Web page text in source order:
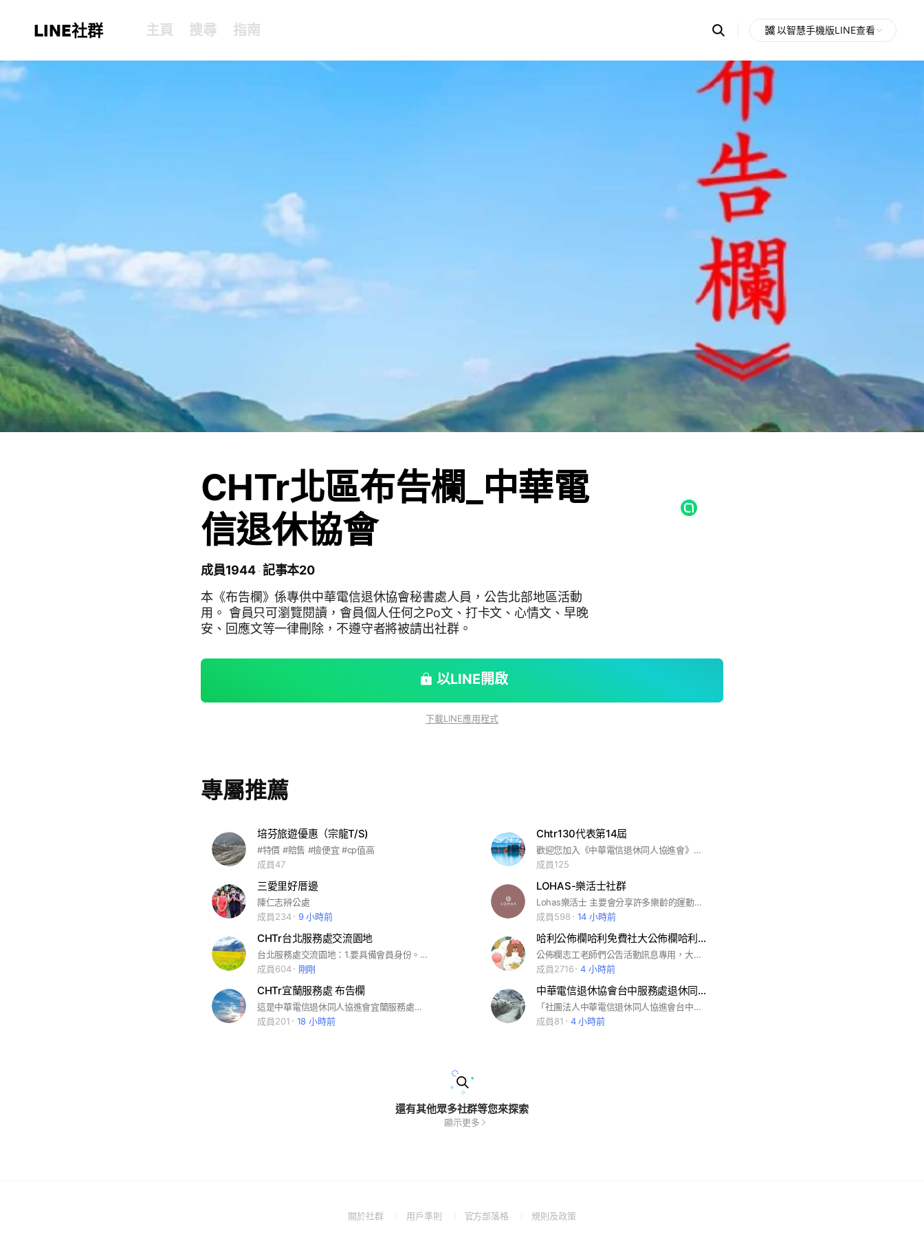
LINE社群 主頁 搜尋 指南 Search
OpenChats
messages
search
area
以智慧手機版LINE查看
CHTr北區布告欄_中華電
信退休協會
成員1944 記事本20
本《布告欄》係專供中華電信退休協會秘書處人員，公告北部地區活動
用。 會員只可瀏覽閱讀，會員個人任何之Po文、打卡文、心情文、早晚
安、回應文等一律刪除，不遵守者將被請出社群。
以LINE開啟
下載LINE應用程式
專屬推薦
培芬旅遊優惠（宗龍T/S)
#特價 #賠售 #撿便宜 #cp值高
成員47
Chtr130代表第14屆
歡迎您加入《中華電信退休同人協進會》第14屆會員代表社群這個大家庭。
成員125
三愛里好厝邊
陳仁志辨公處
成員234
9 小時前
LOHAS-樂活士社群
Lohas樂活士 主要會分享許多樂齡的運動影片給大家，也會透過文章、知識分享的方式，傳達給大家更正確的運動觀念，有興趣的朋友們一定要記得追蹤我們唷！
成員598
14 小時前
CHTr台北服務處交流園地
台北服務處交流園地：1.要具備會員身份。2.要以真實姓名加入。3.不傳涉及政治訊息。4.不可人身攻擊。5.不傳早晚安洗版。
成員604
剛剛
哈利公佈欄哈利免費社大公佈欄哈利免費郊遊臉書FB社團
公佈欄志工老師們公告活動訊息專用，大家也可以加入哈利免費郊遊聊天室要先加入臉書哈利免費郊遊#免費#免報名#公益
成員2716
4 小時前
CHTr宜蘭服務處 布告欄
這是中華電信退休同人協進會宜蘭服務處的布告欄。
成員201
18 小時前
中華電信退休協會台中服務處退休同仁聊天社群
「社團法人中華電信退休同人協進會台中服務處」為服務退休會員同仁原設立「公務一、公務二」兩個群組不定期公佈有關中華電信最新業務、建設及優惠措施以及退休協會或服務處協助會員處理哪些業務、辦理的各種活動⋯等等相關公務的事項，這兩個群組原僅設定只作公務聨繫用；但因有感於同仁間有需要一個相互問候、關懷或發舒情感、酌見⋯⋯等的平台，因此台中服務處特別設立此一「聊天社群」供退休會員同仁相互交流、連絡使用。
成員81
4 小時前
還有其他眾多社群等您來探索
顯示更多
關於社群
(Open用戶準則
(Open官方部落格
(Open規則及政策(Open